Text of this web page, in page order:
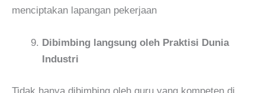
menciptakan lapangan pekerjaan
Dibimbing langsung oleh Praktisi Dunia
Industri
Tidak hanya dibimbing oleh guru yang kompeten di